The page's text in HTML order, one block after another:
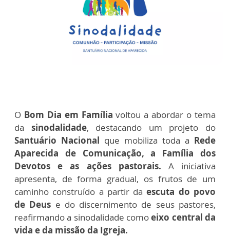
O Bom Dia em Família voltou a abordar o tema
da sinodalidade, destacando um projeto do
Santuário Nacional que mobiliza toda a Rede
Aparecida de Comunicação, a Família dos
Devotos e as ações pastorais. A iniciativa
apresenta, de forma gradual, os frutos de um
caminho construído a partir daescuta do povo
de Deus e do discernimento de seus pastores,
reafirmando a sinodalidade comoeixo central da
vida e da missão da Igreja.